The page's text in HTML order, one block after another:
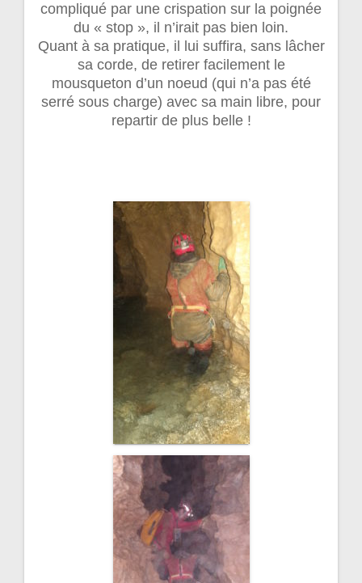
compliqué par une crispation sur la poignée
du « stop », il n’irait pas bien loin.
Quant à sa pratique, il lui suffira, sans lâcher
sa corde, de retirer facilement le
mousqueton d’un noeud (qui n’a pas été
serré sous charge) avec sa main libre, pour
repartir de plus belle !